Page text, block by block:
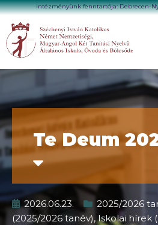
Intézményünk fenntartója: Debrecen-
Te Deum
2026.06.23. 2025/2026
(2025/2026 tanév),Iskolai hírek